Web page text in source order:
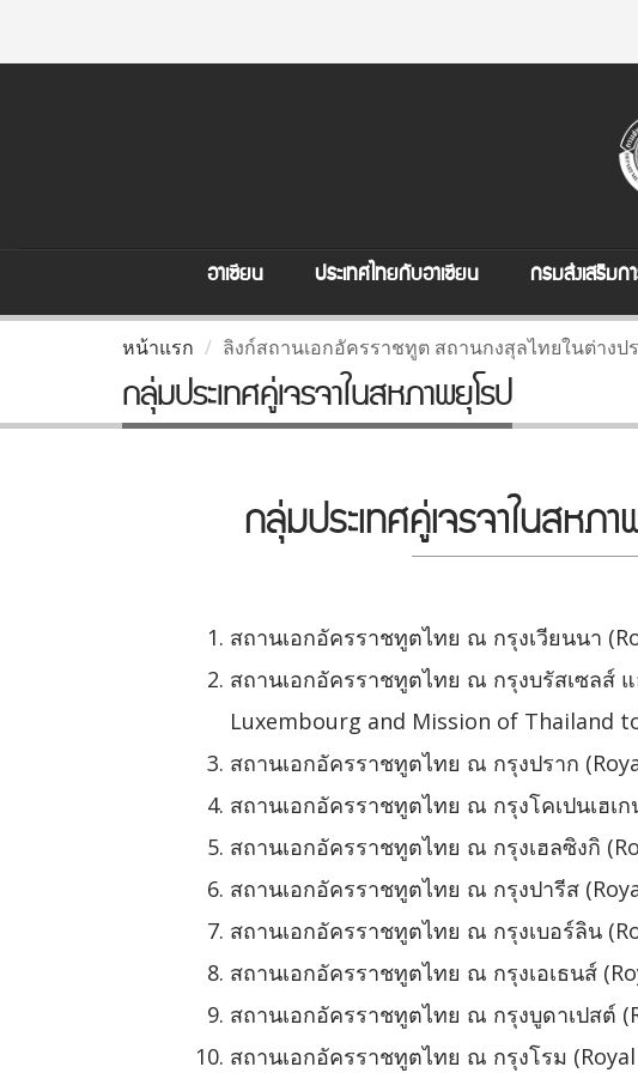
อาเซียน ประเทศไทยกับอาเซียน กรมส่งเสริม
หน้าแรก ลิงก์สถานเอกอัครราชทูต สถานกงสุลไทยในต่างป
กลุ่มประเทศคู่เจรจาในสหภาพยุโรป
กลุ่มประเทศคู่เจรจาในสห
สถานเอกอัครราชทูตไทย ณ กรุงเวียนนา
สถานเอกอัครราชทูตไทย ณ กรุงบรัสเซลส์
Luxembourg and Mission of Thailand
สถานเอกอัครราชทูตไทย ณ กรุงปราก
สถานเอกอัครราชทูตไทย ณ กรุงโคเปนเฮเ
สถานเอกอัครราชทูตไทย ณ กรุงเฮลซิงกิ
สถานเอกอัครราชทูตไทย ณ กรุงปารีส
สถานเอกอัครราชทูตไทย ณ กรุงเบอร์ลิน
สถานเอกอัครราชทูตไทย ณ กรุงเอเธนส์
สถานเอกอัครราชทูตไทย ณ กรุงบูดาเปสต์
สถานเอกอัครราชทูตไทย ณ กรุงโรม